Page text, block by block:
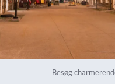
Besøg